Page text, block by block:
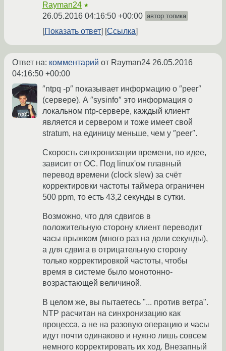
Rayman24 ★
26.05.2016 04:16:50 +00:00 автор топика
Показать ответ Ссылка
Ответ на: комментарий от Rayman24 26.05.2016
04:16:50 +00:00
″ntpq -p″ показывает информацию о ″peer″
(сервере). А ″sysinfo″ это информация о
локальном ntp-сервере, каждый клиент
является и сервером и тоже имеет свой
stratum, на единицу меньше, чем у ″peer″.
Скорость синхронизации времени, по идее,
зависит от ОС. Под linux'ом плавный
перевод времени (clock slew) за счёт
корректировки частоты таймера ограничен
500 ppm, то есть 43,2 секунды в сутки.
Возможно, что для сдвигов в
положительную сторону клиент переводит
часы прыжком (много раз на доли секунды),
а для сдвига в отрицательную сторону
только корректировкой частоты, чтобы
время в системе было монотонно-
возрастающей величиной.
В целом же, вы пытаетесь "... против ветра".
NTP расчитан на синхронизацию как
процесса, а не на разовую операцию и часы
идут почти одинаково и нужно лишь совсем
немного корректировать их ход. Внезапный